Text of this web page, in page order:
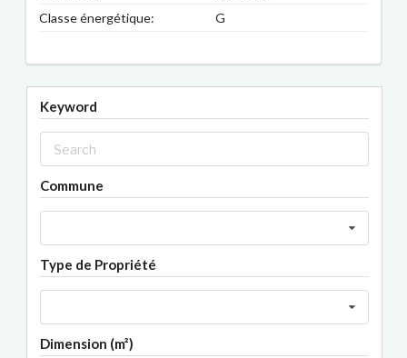
Classe énergétique:
G
Keyword
Commune
Type de Propriété
Dimension (m²)